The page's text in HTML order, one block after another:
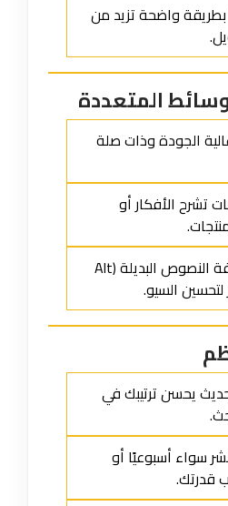
صياغة CTA بطريقة واضحة تزيد من
الجودة وذات صلة
تشرح الأفكار أو
لا تنسَ إضافة النصوص البديلة (Alt
يحسن ترتيبك في
سواء أسبوعيًا أو
قدرتك.